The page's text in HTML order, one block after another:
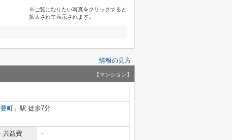
※ご覧になりたい写真をクリックすると
拡大されて表示されます。
情報の見方
【マンション】
要町 」駅 徒歩7分
共益費
-